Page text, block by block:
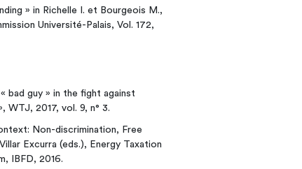
» in Richelle I. et Bourgeois M.,
Université-Palais, Vol. 172,
bad guy » in the fight against
WTJ, 2017, vol. 9, n° 3.
Non-discrimination, Free
Excurra (eds.), Energy Taxation
IBFD, 2016.